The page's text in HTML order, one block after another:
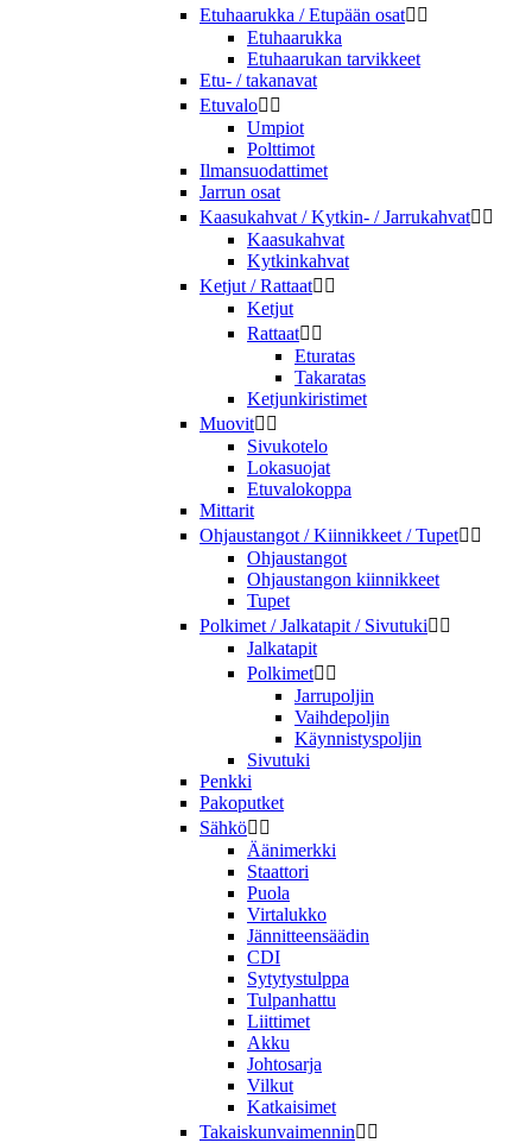
Etuhaarukka / Etupään osat 
Etuhaarukka
Etuhaarukan tarvikkeet
Etu- / takanavat
Etuvalo 
Umpiot
Polttimot
Ilmansuodattimet
Jarrun osat
Kaasukahvat / Kytkin- / Jarrukahvat 
Kaasukahvat
Kytkinkahvat
Ketjut / Rattaat 
Ketjut
Rattaat 
Eturatas
Takaratas
Ketjunkiristimet
Muovit 
Sivukotelo
Lokasuojat
Etuvalokoppa
Mittarit
Ohjaustangot / Kiinnikkeet / Tupet 
Ohjaustangot
Ohjaustangon kiinnikkeet
Tupet
Polkimet / Jalkatapit / Sivutuki 
Jalkatapit
Polkimet 
Jarrupoljin
Vaihdepoljin
Käynnistyspoljin
Sivutuki
Penkki
Pakoputket
Sähkö 
Äänimerkki
Staattori
Puola
Virtalukko
Jännitteensäädin
CDI
Sytytystulppa
Tulpanhattu
Liittimet
Akku
Johtosarja
Vilkut
Katkaisimet
Takaiskunvaimennin 